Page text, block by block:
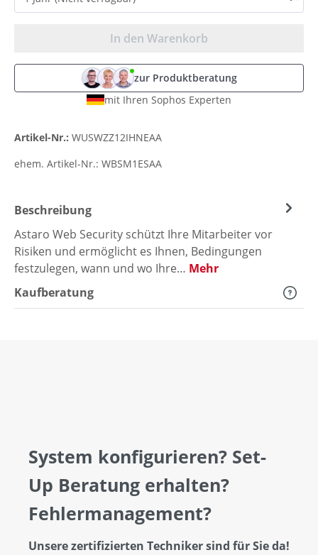
In den Warenkorb
zur Produktberatung
mit Ihren Sophos Experten
Artikel-Nr.: WUSWZZ12IHNEAA
ehem. Artikel-Nr.: WBSM1ESAA
Beschreibung
Astaro Web Security schützt Ihre Mitarbeiter vor
Risiken und ermöglicht es Ihnen, Bedingungen
festzulegen, wann und wo Ihre… Mehr
Kaufberatung
System konfigurieren? Set-
Up Beratung erhalten?
Fehlermanagement?
Unsere zertifizierten Techniker sind für Sie da!